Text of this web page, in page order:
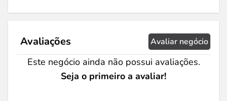
Avaliações Avaliar negócio
Este negócio ainda não possui avaliações.
Seja o primeiro a avaliar!